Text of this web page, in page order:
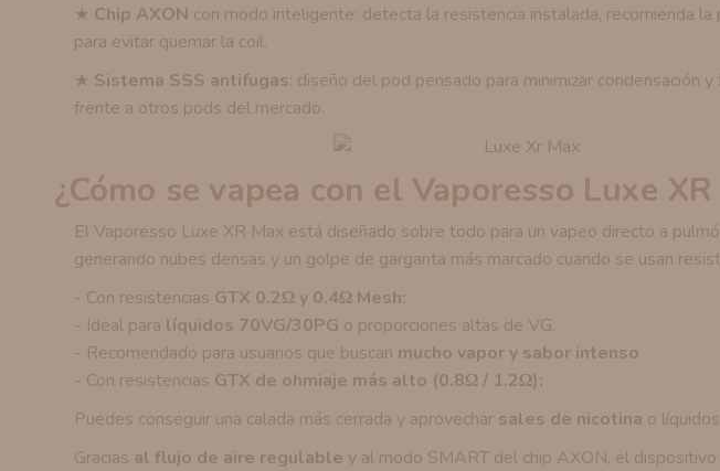
★ Chip AXON con modo inteligente: detecta la resistencia instalada, recomienda
para evitar quemar la coil.
★ Sistema SSS antifugas: diseño del pod pensado para minimizar condensación
frente a otros pods del mercado.
¿Cómo se vapea con el Vaporesso Luxe XR
El Vaporesso Luxe XR Max está diseñado sobre todo para un vapeo directo a
generando nubes densas y un golpe de garganta más marcado cuando se usan
- Con resistencias GTX 0.2Ω y 0.4Ω Mesh:
- Ideal para líquidos 70VG/30PG o proporciones altas de VG.
- Recomendado para usuarios que buscan mucho vapor y sabor intenso.
- Con resistencias GTX de ohmiaje más alto (0.8Ω / 1.2Ω):
Puedes conseguir una calada más cerrada y aprovecharsales de nicotina o
Gracias al flujo de aire regulable y al modo SMART del chip AXON, el